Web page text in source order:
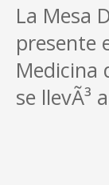
La Mesa
presente
Medicina
se llevÃ³